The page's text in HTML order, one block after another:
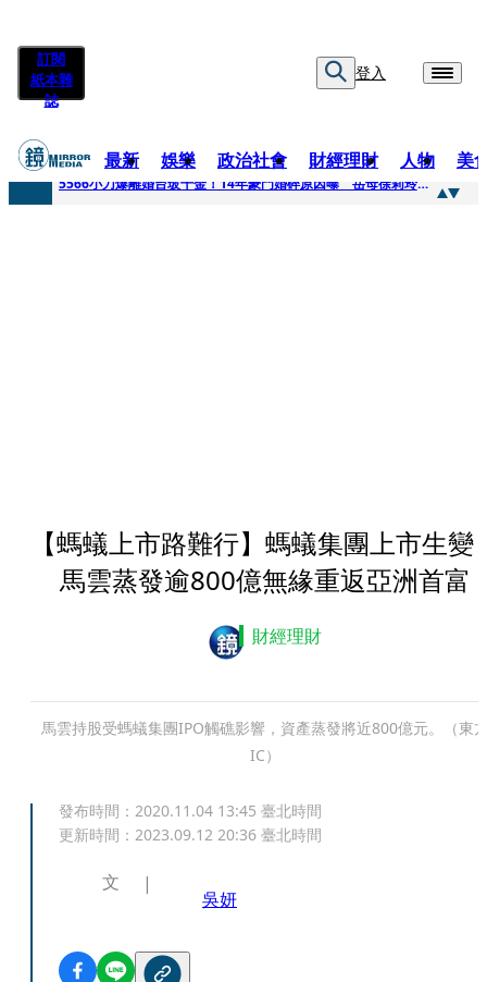
訂閱
紙本雜
誌
登入
最新 娛樂 政治社會 財經理財 人物 美
快訊
5566小刀爆離婚台玻千金！14年豪門婚碎原因曝 岳母徐莉玲風暴意外揭家族祕辛
【螞蟻上市路難行】螞蟻集團上市生
馬雲蒸發逾800億無緣重返亞洲首富
財經理財
馬雲持股受螞蟻集團IPO觸礁影響，資產蒸發將近800億元。（東
IC）
發布時間： 2020.11.04 13:45 臺北時間
更新時間： 2023.09.12 20:36 臺北時間
文
吳妍